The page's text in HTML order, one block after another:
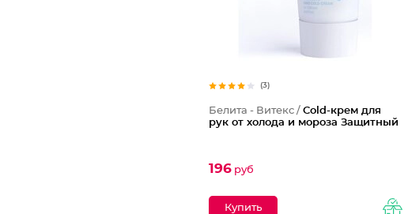
(3)
Белита - Витекс / Cold-крем для
рук от холода и мороза Защитный
196руб